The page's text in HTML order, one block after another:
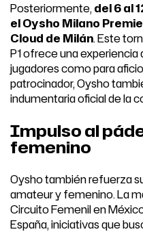
Posteriormente,del 6 al
el Oysho Milano
Cloud de Milán. Este
P1 ofrece una
jugadores como para
patrocinador, Oysho
indumentaria oficial de la
Impulso al
femenino
Oysho también refuerza
amateur y femenino. La
Circuito Femenil en
España, iniciativas que